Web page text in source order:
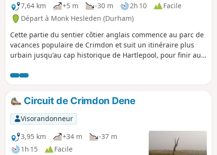
7,64 km
+5 m -30 m 2h 10
Facile
Départ à Monk Hesleden (Durham)
Cette partie du sentier côtier anglais commence au parc de
vacances populaire de Crimdon et suit un itinéraire plus
urbain jusqu'au cap historique de Hartlepool, pour finir aux
Circuit de Crimdon Dene
Visorandonneur
3,95 km
+34 m
-37 m
1h 15
Facile